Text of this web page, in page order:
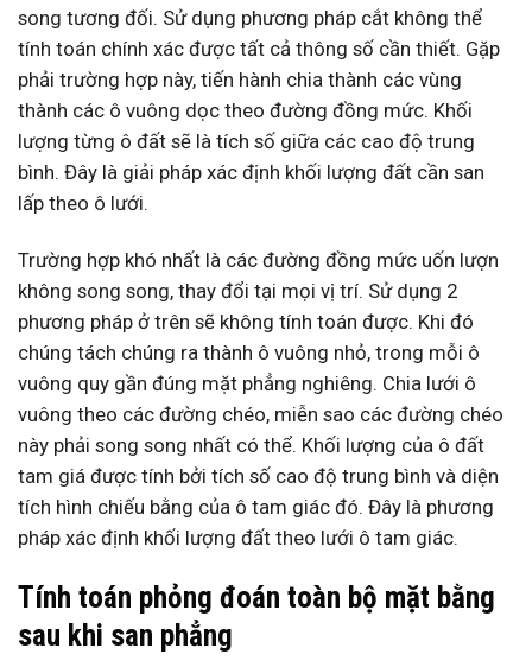
song tương đối. Sử dụng phương pháp cắt không thể
tính toán chính xác được tất cả thông số cần thiết. Gặp
phải trường hợp này, tiến hành chia thành các vùng
thành các ô vuông dọc theo đường đồng mức. Khối
lượng từng ô đất sẽ là tích số giữa các cao độ trung
bình. Đây là giải pháp xác định khối lượng đất cần san
lấp theo ô lưới.
Trường hợp khó nhất là các đường đồng mức uốn lượn
không song song, thay đổi tại mọi vị trí. Sử dụng 2
phương pháp ở trên sẽ không tính toán được. Khi đó
chúng tách chúng ra thành ô vuông nhỏ, trong mỗi ô
vuông quy gần đúng mặt phẳng nghiêng. Chia lưới ô
vuông theo các đường chéo, miễn sao các đường chéo
này phải song song nhất có thể. Khối lượng của ô đất
tam giá được tính bởi tích số cao độ trung bình và diện
tích hình chiếu bằng của ô tam giác đó. Đây là phương
pháp xác định khối lượng đất theo lưới ô tam giác.
Tính toán phỏng đoán toàn bộ mặt bằng
sau khi san phẳng